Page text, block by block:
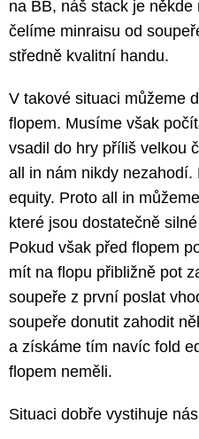
na BB, náš stack je
čelíme minraisu od
středně kvalitní handu.
V takové situaci můžeme
flopem. Musíme však
vsadil do hry příliš velkou
all in nám nikdy nezahodí.
equity. Proto all in
které jsou dostatečně
Pokud však před flopem
mít na flopu přibližně pot
soupeře z první poslat
soupeře donutit zahodit
a získáme tím navíc fold
flopem neměli.
Situaci dobře vystihuje